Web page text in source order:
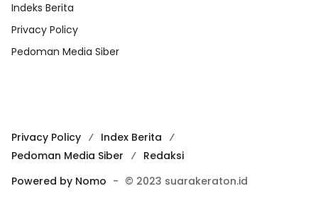
Indeks Berita
Privacy Policy
Pedoman Media Siber
Privacy Policy
Index Berita
Pedoman Media Siber
Redaksi
Powered by Nomo - © 2023 suarakeraton.id